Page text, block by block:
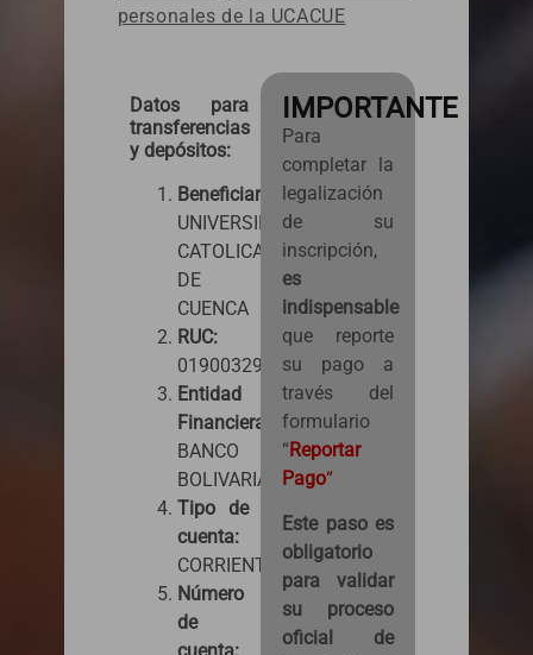
personales de la UCACUE
Datos para
transferencias
y depósitos:
Beneficiario:
UNIVERSIDAD
CATOLICA
DE
CUENCA
RUC:
0190032981001
Entidad
Financiera:
BANCO
BOLIVARIANO
Tipo de
cuenta:
CORRIENTE
Número
de
IMPORTANTE
Para
completar la
legalización
de su
inscripción,
es
indispensable
que reporte
su pago a
través del
formulario
“Reportar
Pago“
Este paso es
obligatorio
para validar
su proceso
oficial de